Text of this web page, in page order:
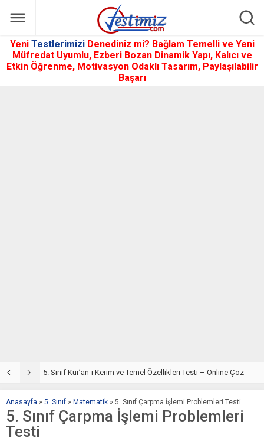
Yeni Testlerimizi Denediniz mi? Bağlam Temelli ve Yeni
Müfredat Uyumlu, Ezberi Bozan Dinamik Yapı, Kalıcı ve
Etkin Öğrenme, Motivasyon Odaklı Tasarım, Paylaşılabilir
Başarı
5. Sınıf Kur’an-ı Kerim ve Temel Özellikleri Testi – Online Çöz
Anasayfa » 5. Sınıf » Matematik » 5. Sınıf Çarpma İşlemi Problemleri Testi
5. Sınıf Çarpma İşlemi Problemleri
Testi